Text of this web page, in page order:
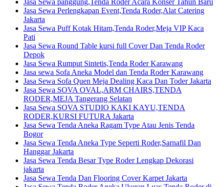
Jasa Sewa panggung,Tenda Roder Acara Konser Tahun Baru
Jasa Sewa Perlengkapan Event,Tenda Roder,Alat Catering
Jakarta
Jasa Sewa Puff Kotak Hitam,Tenda Roder,Meja VIP Kaca
Pati
Jasa Sewa Round Table kursi full Cover Dan Tenda Roder
Depok
Jasa Sewa Rumput Sintetis,Tenda Roder Karawang
Jasa sewa Sofa Aneka Model dan Tenda Roder Karawang
Jasa Sewa Sofa Quen Meja Dealing Kaca Dan Toder Jakarta
Jasa Sewa SOVA OVAL,ARM CHAIRS,TENDA
RODER,MEJA Tangerang Selatan
Jasa Sewa SOVA STUDIO KAKI KAYU,TENDA
RODER,KURSI FUTURA Jakarta
Jasa Sewa Tenda Aneka Ragam Type Atau Jenis Tenda
Bogor
Jasa Sewa Tenda Aneka Type Seperti Roder,Sarnafil Dan
Hanggar Jakarta
Jasa Sewa Tenda Besar Type Roder Lengkap Dekorasi
jakarta
Jasa Sewa Tenda Dan Flooring Cover Karpet Jakarta